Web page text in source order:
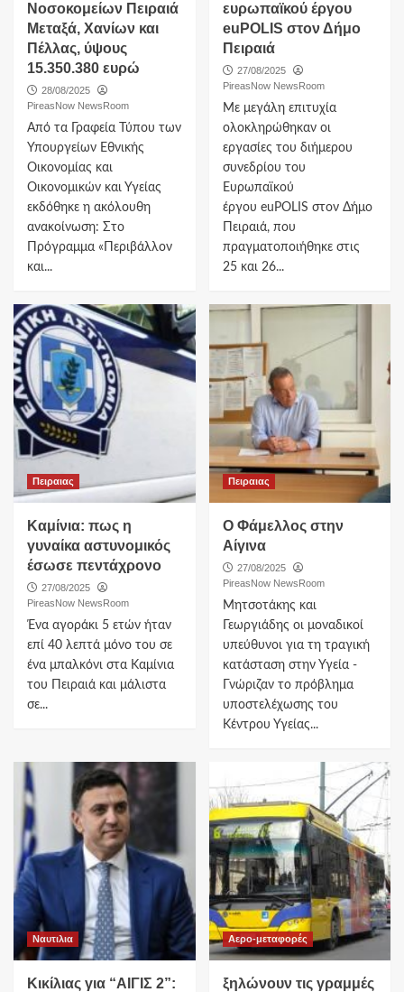
Νοσοκομείων Πειραιά
Μεταξά, Χανίων και
Πέλλας, ύψους
15.350.380 ευρώ
28/08/2025
PireasNow NewsRoom
Από τα Γραφεία Τύπου των
Υπουργείων Εθνικής
Οικονομίας και
Οικονομικών και Υγείας
εκδόθηκε η ακόλουθη
ανακοίνωση: Στο
Πρόγραμμα «Περιβάλλον
και...
ευρωπαϊκού έργου
euPOLIS στον Δήμο
Πειραιά
27/08/2025
PireasNow NewsRoom
Με μεγάλη επιτυχία
ολοκληρώθηκαν οι
εργασίες του διήμερου
συνεδρίου του
Ευρωπαϊκού
έργου euPOLIS στον Δήμο
Πειραιά, που
πραγματοποιήθηκε στις
25 και 26...
Πειραιας
Καμίνια: πως η
γυναίκα αστυνομικός
έσωσε πεντάχρονο
27/08/2025
PireasNow NewsRoom
Ένα αγοράκι 5 ετών ήταν
επί 40 λεπτά μόνο του σε
ένα μπαλκόνι στα Καμίνια
του Πειραιά και μάλιστα
σε...
Πειραιας
Ο Φάμελλος στην
Αίγινα
27/08/2025
PireasNow NewsRoom
Μητσοτάκης και
Γεωργιάδης οι μοναδικοί
υπεύθυνοι για τη τραγική
κατάσταση στην Υγεία -
Γνώριζαν το πρόβλημα
υποστελέχωσης του
Κέντρου Υγείας...
Ναυτιλια
Κικίλιας για “ΑΙΓΙΣ 2”:
Αερο-μεταφορές
ξηλώνουν τις γραμμές